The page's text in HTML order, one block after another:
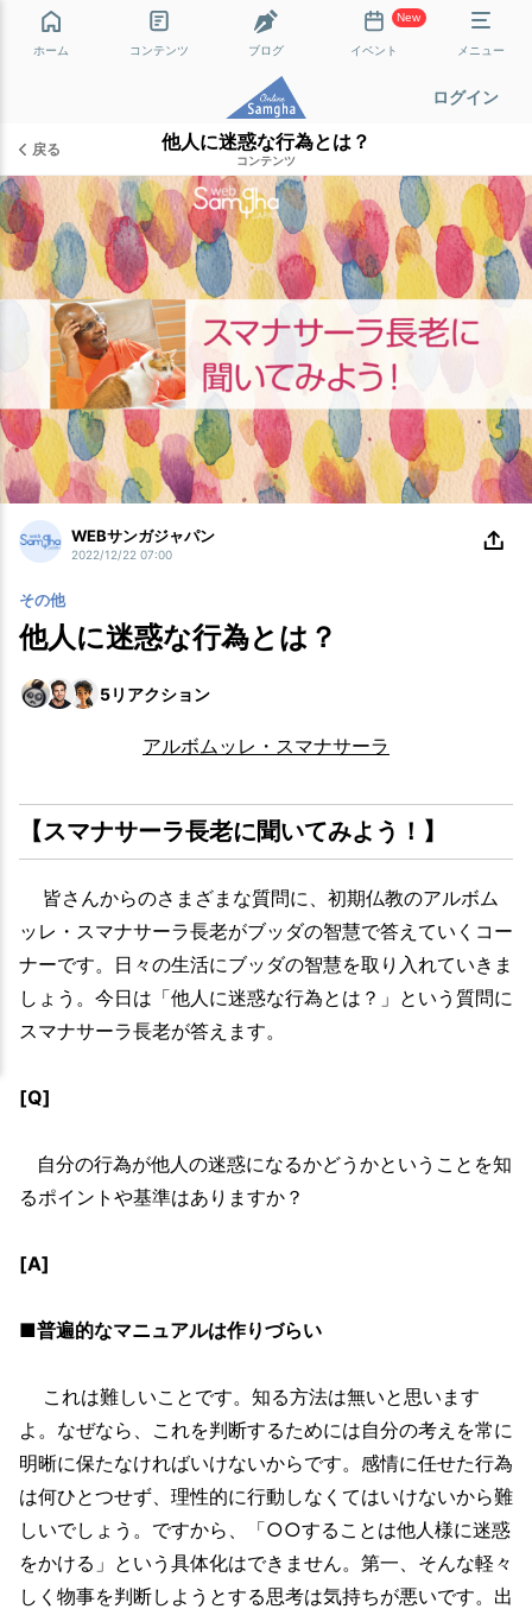
ホーム コンテンツ ブログ
New
イベント メニュー
ログイン
戻る 他人に迷惑な行為とは？
コンテンツ
WEBサンガジャパン
2022/12/22 07:00
その他
他人に迷惑な行為とは？
5リアクション
アルボムッレ・スマナサーラ
【スマナサーラ長老に聞いてみよう！】
皆さんからのさまざまな質問に、初期仏教のアルボム
ッレ・スマナサーラ長老がブッダの智慧で答えていくコー
ナーです。日々の生活にブッダの智慧を取り入れていきま
しょう。今日は「他人に迷惑な行為とは？」という質問に
スマナサーラ長老が答えます。
[Q]
自分の行為が他人の迷惑になるかどうかということを知
るポイントや基準はありますか？
[A]
■普遍的なマニュアルは作りづらい
これは難しいことです。知る方法は無いと思います
よ。なぜなら、これを判断するためには自分の考えを常に
明晰に保たなければいけないからです。感情に任せた行為
は何ひとつせず、理性的に行動しなくてはいけないから難
しいでしょう。ですから、「○○することは他人様に迷惑
をかける」という具体化はできません。第一、そんな軽々
しく物事を判断しようとする思考は気持ちが悪いです。出